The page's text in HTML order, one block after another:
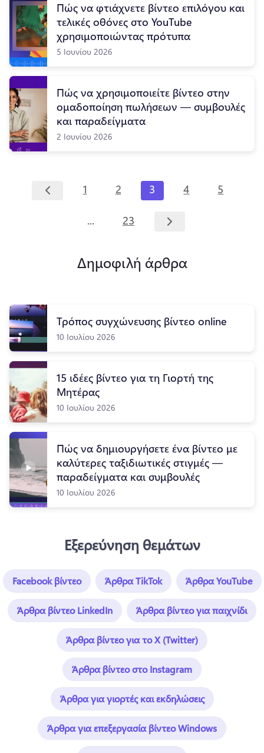
Πώς να φτιάχνετε βίντεο επιλόγου και
τελικές οθόνες στο YouTube
χρησιμοποιώντας πρότυπα
5 Ιουνίου 2026
Πώς να χρησιμοποιείτε βίντεο στην
ομαδοποίηση πωλήσεων — συμβουλές
και παραδείγματα
2 Ιουνίου 2026
1 2 3 4 5
... 23
Δημοφιλή άρθρα
Τρόπος συγχώνευσης βίντεο online
10 Ιουλίου 2026
15 ιδέες βίντεο για τη Γιορτή της
Μητέρας
10 Ιουλίου 2026
Πώς να δημιουργήσετε ένα βίντεο με
καλύτερες ταξιδιωτικές στιγμές —
παραδείγματα και συμβουλές
10 Ιουλίου 2026
Εξερεύνηση θεμάτων
Facebook βίντεο Άρθρα TikTok Άρθρα YouTube
Άρθρα βίντεο LinkedIn Άρθρα βίντεο για παιχνίδι
Άρθρα βίντεο για το X (Twitter)
Άρθρα βίντεο στο Instagram
Άρθρα για γιορτές και εκδηλώσεις
Άρθρα για επεξεργασία βίντεο Windows